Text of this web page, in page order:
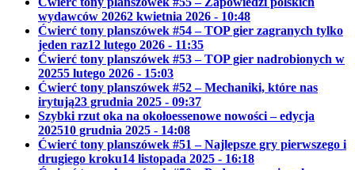
wydawców 20262 kwietnia 2026 - 10:48
Ćwierć tony planszówek #54 – TOP gier zagranych tylko
jeden raz12 lutego 2026 - 11:35
Ćwierć tony planszówek #53 – TOP gier nadrobionych w
20255 lutego 2026 - 15:03
Ćwierć tony planszówek #52 – Mechaniki, które nas
irytują23 grudnia 2025 - 09:37
Szybki rzut oka na okołoessenowe nowości – edycja
202510 grudnia 2025 - 14:08
Ćwierć tony planszówek #51 – Najlepsze gry pierwszego i
drugiego kroku14 listopada 2025 - 16:18